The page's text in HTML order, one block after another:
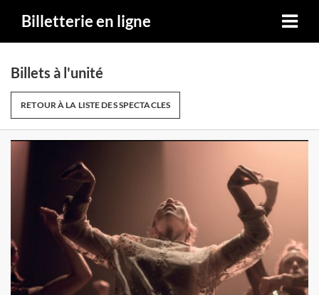
Billetterie en ligne
Billets à l'unité
RETOUR À LA LISTE DES SPECTACLES